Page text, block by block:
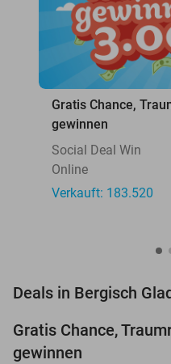
Gratis Chance,
gewinnen
Social Deal Win
Online
Verkauft: 183.520
Deals in Bergisch
Gratis Chance,
gewinnen